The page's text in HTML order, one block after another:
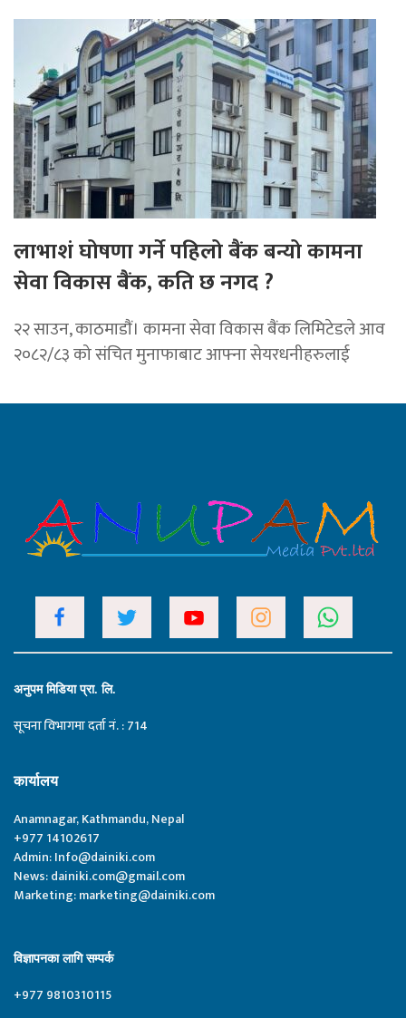
लाभाशं घोषणा गर्ने पहिलो बैंक बन्यो कामना
सेवा विकास बैंक, कति छ नगद ?
२२ साउन, काठमाडाैं। कामना सेवा विकास बैंक लिमिटेडले आव
२०८२/८३ को संचित मुनाफाबाट आफ्ना सेयरधनीहरुलाई
अनुपम मिडिया प्रा. लि.
सूचना विभागमा दर्ता नं. : 714
कार्यालय
Anamnagar, Kathmandu, Nepal
+977 14102617
Admin:Info@dainiki.com
News:dainiki.com@gmail.com
Marketing:marketing@dainiki.com
विज्ञापनका लागि सम्पर्क
+977 9810310115